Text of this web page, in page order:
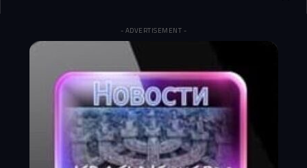
- ADVERTISEMENT -